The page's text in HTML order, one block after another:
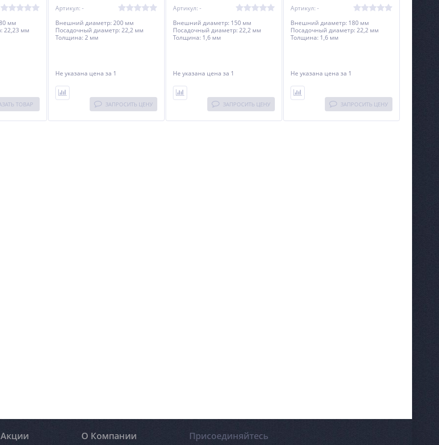
мм
22,23 мм
ТОВАР
Артикул: -
Внешний диаметр: 200 мм
Посадочный диаметр: 22,2 мм
Толщина: 2 мм
Не указана цена за 1
ЗАПРОСИТЬ ЦЕНУ
Артикул: -
Внешний диаметр: 150 мм
Посадочный диаметр: 22,2 мм
Толщина: 1,6 мм
Не указана цена за 1
ЗАПРОСИТЬ ЦЕНУ
Артикул: -
Внешний диаметр: 180 мм
Посадочный диаметр: 22,2 мм
Толщина: 1,6 мм
Не указана цена за 1
ЗАПРОСИТЬ ЦЕНУ
Акции О Компании Присоединяйтесь